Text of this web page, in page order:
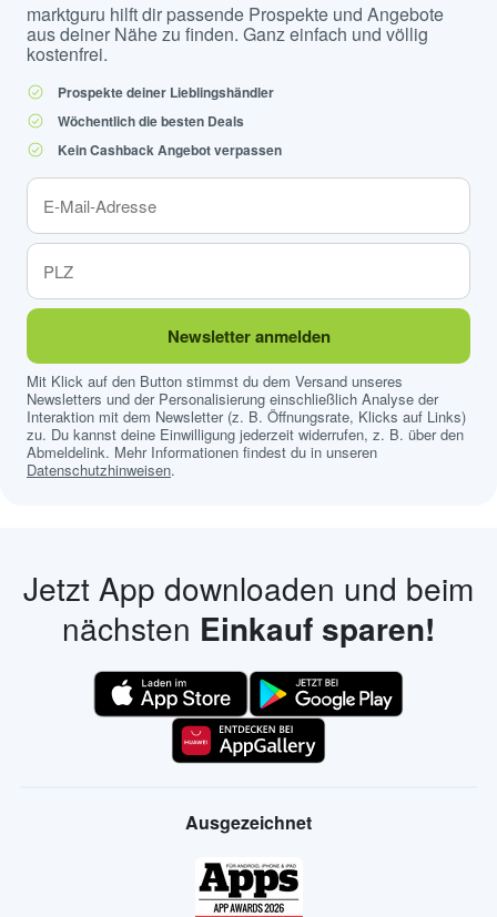
marktguru hilft dir passende Prospekte und Angebote
aus deiner Nähe zu finden. Ganz einfach und völlig
kostenfrei.
Prospekte deiner Lieblingshändler
Wöchentlich die besten Deals
Kein Cashback Angebot verpassen
Newsletter anmelden
Mit Klick auf den Button stimmst du dem Versand unseres
Newsletters und der Personalisierung einschließlich Analyse der
Interaktion mit dem Newsletter (z. B. Öffnungsrate, Klicks auf Links)
zu. Du kannst deine Einwilligung jederzeit widerrufen, z. B. über den
Abmeldelink. Mehr Informationen findest du in unseren
Datenschutzhinweisen.
Jetzt App downloaden und beim
nächsten Einkauf sparen!
Ausgezeichnet